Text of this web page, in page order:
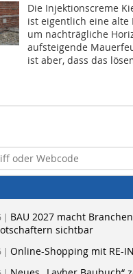
Die Injektionscreme
ist eigentlich eine alte
um nachträgliche
aufsteigende
ist aber, dass das
| BAU 2027 macht
sichtbar
| Online-Shopping mit RE-